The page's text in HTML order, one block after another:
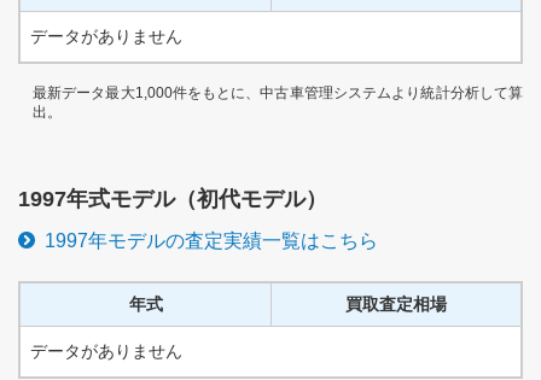
データがありません
最新データ最大1,000件をもとに、中古車管理システムより統計分析して算
出。
1997年式モデル（初代モデル）
1997年モデルの査定実績一覧はこちら
年式 買取査定相場
データがありません